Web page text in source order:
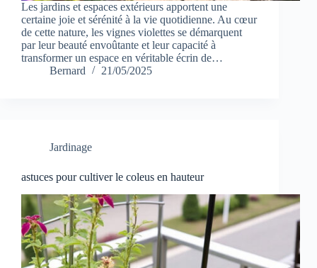
Les jardins et espaces extérieurs apportent une
certaine joie et sérénité à la vie quotidienne. Au cœur
de cette nature, les vignes violettes se démarquent
par leur beauté envoûtante et leur capacité à
transformer un espace en véritable écrin de…
Bernard
21/05/2025
Jardinage
astuces pour cultiver le coleus en hauteur